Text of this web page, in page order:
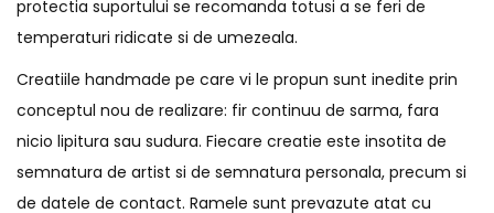
protectia suportului se recomanda totusi a se feri de
temperaturi ridicate si de umezeala.
Creatiile handmade pe care vi le propun sunt inedite prin
conceptul nou de realizare: fir continuu de sarma, fara
nicio lipitura sau sudura. Fiecare creatie este insotita de
semnatura de artist si de semnatura personala, precum si
de datele de contact. Ramele sunt prevazute atat cu